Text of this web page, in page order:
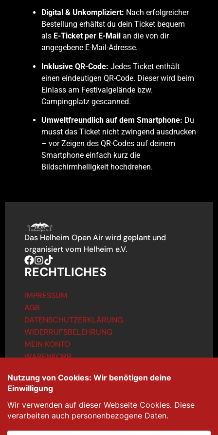
Digital & Unkompliziert: Nach erfolgreicher
Bestellung erhältst du dein Ticket bequem
als E-Ticket per E-Mail an die von dir
angegebene E-Mail-Adresse.
Inklusive QR-Code: Jedes Ticket enthält
einen eindeutigen QR-Code. Dieser wird beim
Einlass am Festivalgelände bzw.
Campingplatz gescanned.
Umweltfreundlich auf dem Smartphone: Du
musst das Ticket nicht zwingend ausdrucken
– vor Zeigen des QR-Codes auf deinem
Smartphone einfach kurz die
Bildschirmhelligkeit hochdrehen.
Das Helheim Open Air wird geplant und
organisiert vom Helheim e.V.
RECHTLICHES
IMPRESSUM
AGB
DATENSCHUTZERKLÄRUNG
WIDERRUFSBELEHRUNG
MEIN KONTO
WARENKORB
info@helheim-openair.de
Bandbewerbung unter: